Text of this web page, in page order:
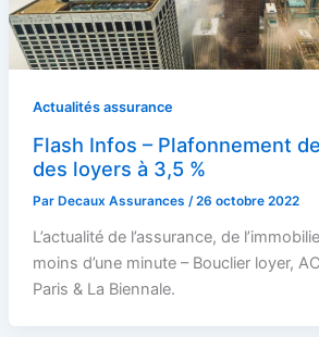
Actualités assurance
Flash Infos – Plafonnement
des loyers à 3,5 %
Par Decaux Assurances /26 octobre 2022
L’actualité de l’assurance, de
moins d’une minute – Bouclier loyer,
Paris & La Biennale.